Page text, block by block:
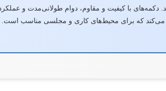
با کیفیت و مقاوم، دوام طولانی‌مدت و
که برای محیط‌های کاری و مجلسی مناسب است.